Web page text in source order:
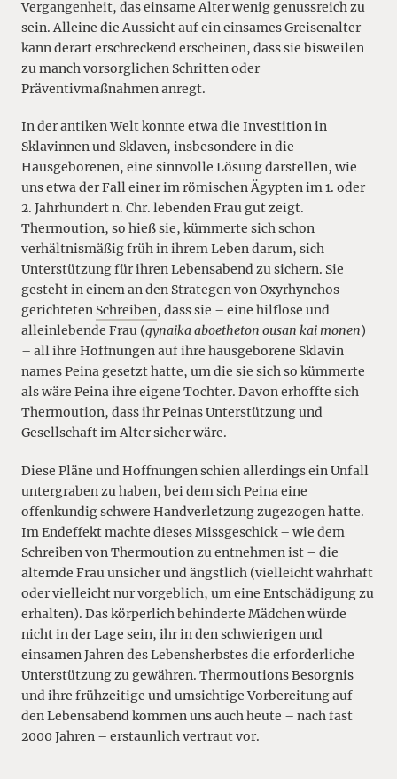
Vergangenheit, das einsame Alter wenig genussreich zu
sein. Alleine die Aussicht auf ein einsames Greisenalter
kann derart erschreckend erscheinen, dass sie bisweilen
zu manch vorsorglichen Schritten oder
Präventivmaßnahmen anregt.
In der antiken Welt konnte etwa die Investition in
Sklavinnen und Sklaven, insbesondere in die
Hausgeborenen, eine sinnvolle Lösung darstellen, wie
uns etwa der Fall einer im römischen Ägypten im 1. oder
2. Jahrhundert n. Chr. lebenden Frau gut zeigt.
Thermoution, so hieß sie, kümmerte sich schon
verhältnismäßig früh in ihrem Leben darum, sich
Unterstützung für ihren Lebensabend zu sichern. Sie
gesteht in einem an den Strategen von Oxyrhynchos
gerichteten Schreiben, dass sie – eine hilflose und
alleinlebende Frau (gynaika aboetheton ousan kai monen)
– all ihre Hoffnungen auf ihre hausgeborene Sklavin
names Peina gesetzt hatte, um die sie sich so kümmerte
als wäre Peina ihre eigene Tochter. Davon erhoffte sich
Thermoution, dass ihr Peinas Unterstützung und
Gesellschaft im Alter sicher wäre.
Diese Pläne und Hoffnungen schien allerdings ein Unfall
untergraben zu haben, bei dem sich Peina eine
offenkundig schwere Handverletzung zugezogen hatte.
Im Endeffekt machte dieses Missgeschick – wie dem
Schreiben von Thermoution zu entnehmen ist – die
alternde Frau unsicher und ängstlich (vielleicht wahrhaft
oder vielleicht nur vorgeblich, um eine Entschädigung zu
erhalten). Das körperlich behinderte Mädchen würde
nicht in der Lage sein, ihr in den schwierigen und
einsamen Jahren des Lebensherbstes die erforderliche
Unterstützung zu gewähren. Thermoutions Besorgnis
und ihre frühzeitige und umsichtige Vorbereitung auf
den Lebensabend kommen uns auch heute – nach fast
2000 Jahren – erstaunlich vertraut vor.